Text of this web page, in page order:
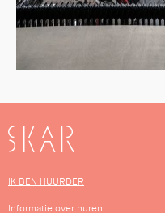
SKAR
IK BEN HUURDER
Informatie over huren